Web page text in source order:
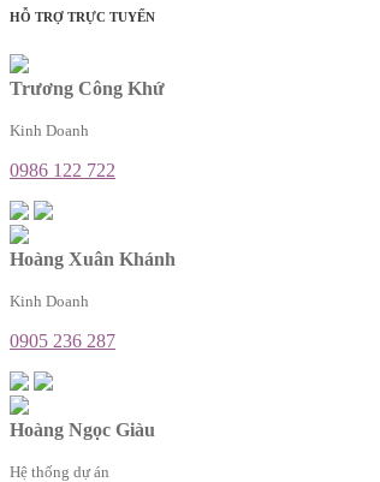
HỖ TRỢ TRỰC TUYẾN
Trương Công Khứ
Kinh Doanh
0986 122 722
Hoàng Xuân Khánh
Kinh Doanh
0905 236 287
Hoàng Ngọc Giàu
Hệ thống dự án